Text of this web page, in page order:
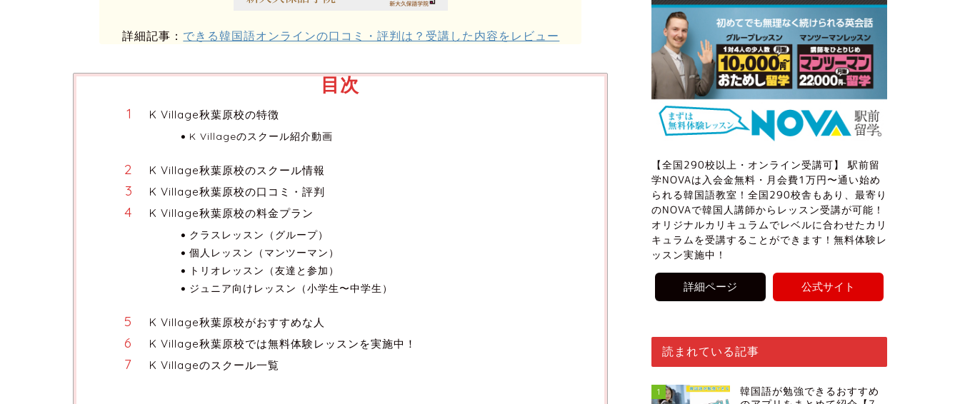
詳細記事： できる韓国語オンラインの口コミ・評判は？受講した内容をレビュー
目次
K Village秋葉原校の特徴
K Villageのスクール紹介動画
K Village秋葉原校のスクール情報
K Village秋葉原校の口コミ・評判
K Village秋葉原校の料金プラン
クラスレッスン（グループ）
個人レッスン（マンツーマン）
トリオレッスン（友達と参加）
ジュニア向けレッスン（小学生〜中学生）
K Village秋葉原校がおすすめな人
K Village秋葉原校では無料体験レッスンを実施中！
K Villageのスクール一覧
【全国290校以上・オンライン受講可】 駅前留
学NOVAは入会金無料・月会費1万円〜通い始め
られる韓国語教室！全国290校舎もあり、最寄り
のNOVAで韓国人講師からレッスン受講が可能！
オリジナルカリキュラムでレベルに合わせたカリ
キュラムを受講することができます！無料体験レ
ッスン実施中！
詳細ページ 公式サイト
読まれている記事
1
韓国語が勉強できるおすすめ